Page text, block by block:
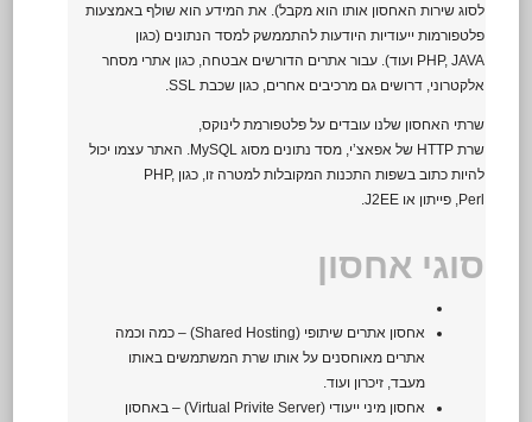
לסוג שירות האחסון אותו הוא מקבל). את המידע הוא שולף באמצעות
פלטפורמות ייעודיות היודעות להתממשק למסד הנתונים (כגון
PHP, JAVA
ועוד). עבור אתרים הדורשים אבטחה, כגון אתרי מסחר
אלקטרוני, דרושים גם מרכיבים אחרים, כגון שכבת SSL.
שרתי האחסון שלנו עובדים על פלטפורמת לינוקס,
שרת HTTP של אפאצ’י, מסד נתונים
מסוג MySQL. האתר עצמו יכול
להיות כתוב בשפות התכנות המקובלות למטרה זו, כגון PHP,
Perl, פייתון או J2EE
.
סוגי אחסון
אחסון אתרים שיתופי (Shared Hosting) – כמה וכמה
אתרים מאוחסנים על אותו שרת המשתמשים באותו
מעבד, זיכרון ועוד.
אחסון מיני ייעודי (Virtual Privite Server) – באחסון